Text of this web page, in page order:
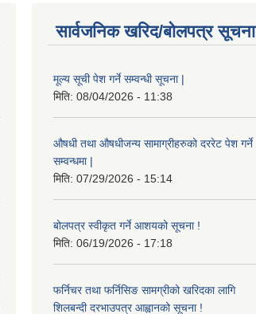
सार्वजनिक खरिद/बोलपत्र सूचना
मूल्य सूची पेश गर्ने सम्वन्धी सूचना |
मिति: 08/04/2026 - 11:38
औषधी तथा औषधीजन्य सामाग्रीहरुको दररेट पेश गर्ने
सम्वन्धमा |
मिति: 07/29/2026 - 15:14
बोलपत्र स्वीकृत गर्ने आशयको सूचना !
मिति: 06/19/2026 - 17:18
फर्निचर तथा फर्निसिङ सामग्रीको खरिदका लागि
शिलबन्दी दरभाउपत्र आह्वानको सूचना !